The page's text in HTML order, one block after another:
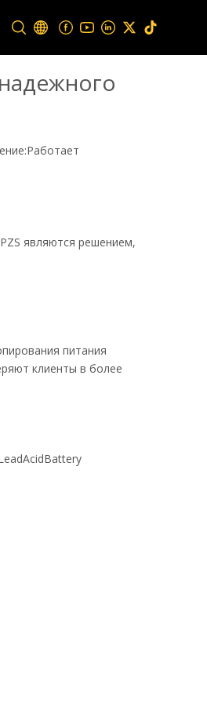
Работает
являются решением,
питания
клиенты в более